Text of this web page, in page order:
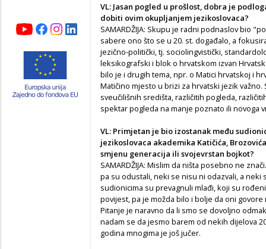
VL: Jasan pogled u prošlost, dobra je
dobiti ovim okupljanjem jezikoslovaca?
SAMARDŽIJA: Skupu je radni podnaslov bio
sabere ono što se u 20. st. događalo, a
jezično-politički, tj. sociolingvistički,
leksikografski i blok o hrvatskom izvan
bilo je i drugih tema, npr. o Matici hrvatskoj i
Matičino mjesto u brizi za hrvatski jezik
sveučilišnih središta, različitih pogleda,
spektar pogleda na manje poznato ili novoga
VL: Primjetan je bio izostanak među
jezikoslovaca akademika Katičića,
smjenu generacija ili svojevrstan bojkot?
SAMARDŽIJA: Mislim da ništa posebno ne
pa su odustali, neki se nisu ni odazvali, a neki
sudionicima su prevagnuli mlađi, koji su
povijest, pa je možda bilo i bolje da oni
Pitanje je naravno da li smo se dovoljno
nadam se da jesmo barem od nekih dijelova
godina mnogima je još jučer.